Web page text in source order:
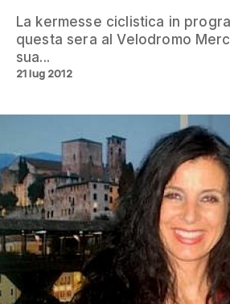
La kermesse ciclistica in
questa sera al Velodromo
sua...
21 lug 2012